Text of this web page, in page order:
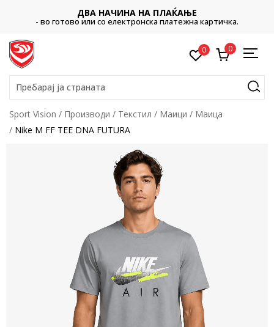
ДВА НАЧИНА НА ПЛАЌАЊЕ
- во готово или со електронска платежна картичка.
0 0
Пребарај ја страната
Sport Vision Производи Текстил Маици
Маица
Nike M FF TEE DNA FUTURA